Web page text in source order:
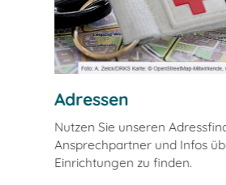
Adressen
Nutzen Sie unseren
Ansprechpartner und Infos
Einrichtungen zu finden.